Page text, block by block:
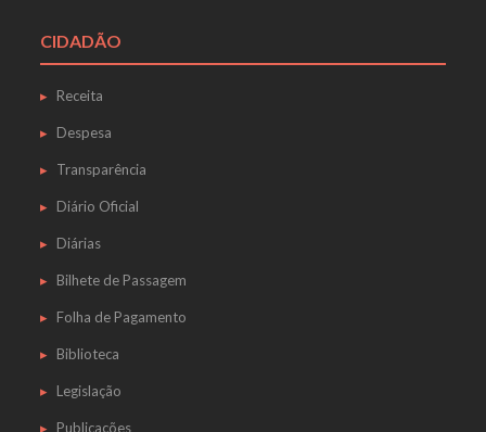
CIDADÃO
Receita
Despesa
Transparência
Diário Oficial
Diárias
Bilhete de Passagem
Folha de Pagamento
Biblioteca
Legislação
Publicações